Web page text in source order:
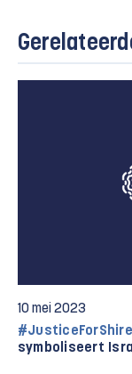
10 mei 2023
symboliseert